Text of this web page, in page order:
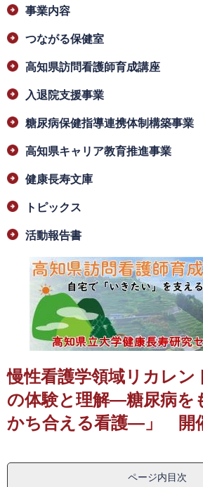
事業内容
つながる保健室
高知県訪問看護師育成講座
入退院支援事業
糖尿病保健指導連携体制構築事業
高知県キャリア教育推進事業
健康長寿文庫
トピックス
活動報告書
慢性看護学領域リカレン
の体験と理解―糖尿病を
かち合える看護―」 開
ページ内目次